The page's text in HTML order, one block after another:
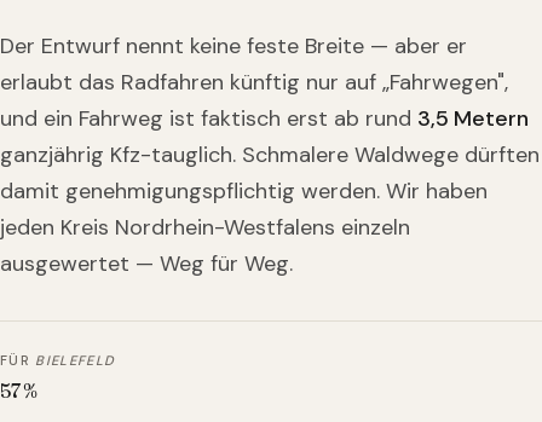
Der Entwurf nennt keine feste Breite — aber er
erlaubt das Radfahren künftig nur auf „Fahrwegen",
und ein Fahrweg ist faktisch erst ab rund 3,5 Metern
ganzjährig Kfz-tauglich. Schmalere Waldwege dürften
damit genehmigungspflichtig werden. Wir haben
jeden Kreis Nordrhein-Westfalens einzeln
ausgewertet — Weg für Weg.
FÜR BIELEFELD
57%